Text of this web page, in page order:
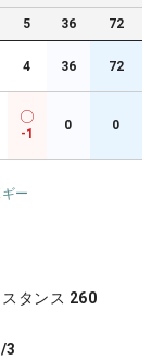
5 36 72
4 36 72
-1
0 0
ー
タンス 260
3